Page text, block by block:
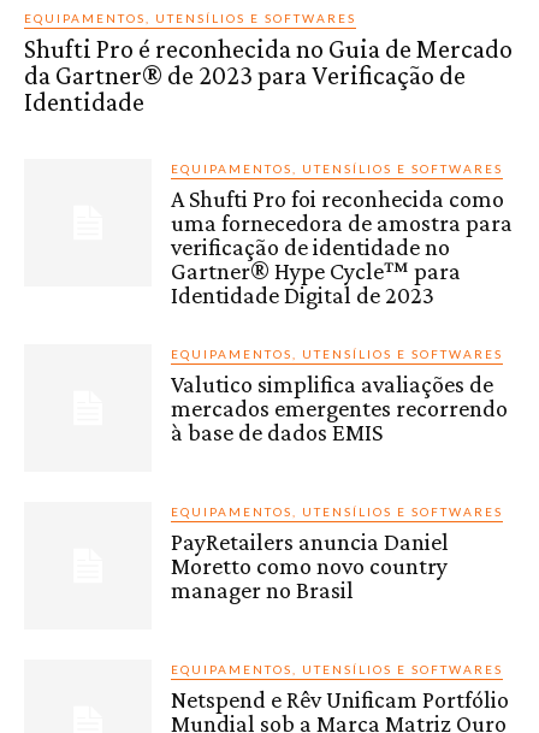
EQUIPAMENTOS, UTENSÍLIOS E SOFTWARES
Shufti Pro é reconhecida no Guia de Mercado
da Gartner® de 2023 para Verificação de
Identidade
EQUIPAMENTOS, UTENSÍLIOS E SOFTWARES
A Shufti Pro foi reconhecida como
uma fornecedora de amostra para
verificação de identidade no
Gartner® Hype Cycle™ para
Identidade Digital de 2023
EQUIPAMENTOS, UTENSÍLIOS E SOFTWARES
Valutico simplifica avaliações de
mercados emergentes recorrendo
à base de dados EMIS
EQUIPAMENTOS, UTENSÍLIOS E SOFTWARES
PayRetailers anuncia Daniel
Moretto como novo country
manager no Brasil
EQUIPAMENTOS, UTENSÍLIOS E SOFTWARES
Netspend e Rêv Unificam Portfólio
Mundial sob a Marca Matriz Ouro